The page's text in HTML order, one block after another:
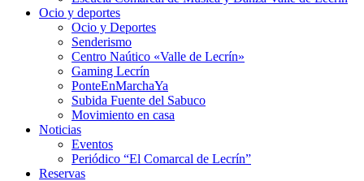
Ocio y deportes
Ocio y Deportes
Senderismo
Centro Naútico «Valle de Lecrín»
Gaming Lecrín
PonteEnMarchaYa
Subida Fuente del Sabuco
Movimiento en casa
Noticias
Eventos
Periódico “El Comarcal de Lecrín”
Reservas